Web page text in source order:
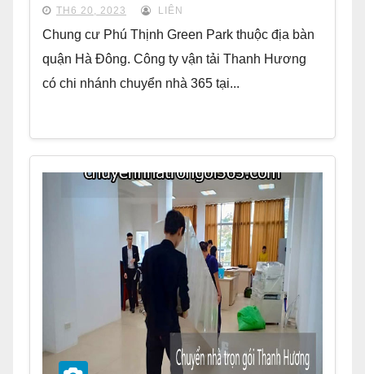
TH6 20, 2023 LIÊN
Chung cư Phú Thịnh Green Park thuộc địa bàn
quận Hà Đông. Công ty vận tải Thanh Hương
có chi nhánh chuyển nhà 365 tại...